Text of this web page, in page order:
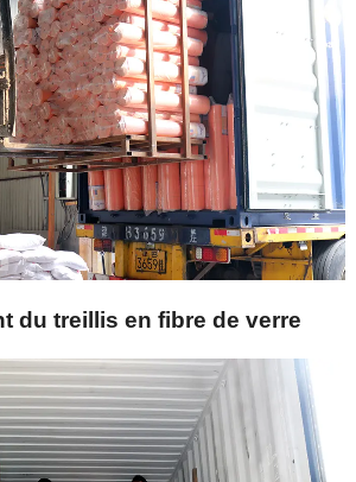
du treillis en fibre de verre